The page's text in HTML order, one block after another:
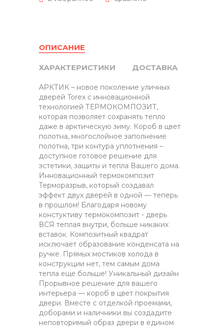
ОПИСАНИЕ
ХАРАКТЕРИСТИКИ ДОСТАВКА
АРКТИК – новое поколение уличных
дверей Torex с инновационной
технологией ТЕРМОКОМПОЗИТ,
которая позволяет сохранять тепло
даже в арктическую зиму. Короб в цвет
полотна, многослойное заполнение
полотна, три контура уплотнения –
доступное готовое решение для
эстетики, защиты и тепла Вашего дома.
Инновационный термокомпозит
Терморазрыв, который создавал
эффект двух дверей в одной — теперь
в прошлом! Благодаря новому
констуктиву термокомпозит - дверь
ВСЯ теплая внутри, больше никаких
вставок. Композитный квадрат
исключает образование конденсата на
ручке. Прямых мостиков холода в
конструкции нет, тем самым дома
тепла еще больше! Уникальный дизайн
Прорывное решение для вашего
интерьера — короб в цвет покрытия
двери. Вместе с отделкой проемами,
доборами и наличники вы создадите
неповторимый образ двери в едином